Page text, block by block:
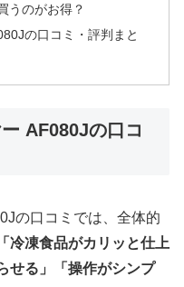
うのがお得？
の口コミ・評判まと
AF080Jの口コ
の口コミでは、全体的
冷凍食品がカリッと仕上
せる」「操作がシンプ